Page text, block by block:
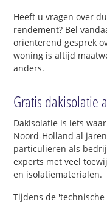
Heeft u vragen over
rendement? Bel
oriënterend gesprek
woning is altijd
anders.
Gratis dakisolatie
Dakisolatie is iets
Noord-Holland al
particulieren als
experts met veel
en isolatiematerialen.
Tijdens de